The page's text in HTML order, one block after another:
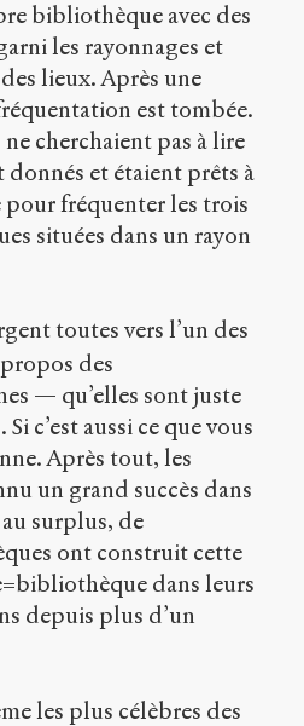
bibliothèque avec des
les rayonnages et
lieux. Après une
est tombée.
cherchaient pas à lire
donnés et étaient prêts à
pour fréquenter les trois
situées dans un rayon
toutes vers l’un des
des
— qu’elles sont juste
c’est aussi ce que vous
Après tout, les
un grand succès dans
surplus, de
ont construit cette
dans leurs
depuis plus d’un
les plus célèbres des